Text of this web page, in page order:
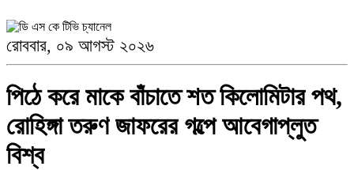
৬
ছুটির দিনে জুলাই স্মৃতি জাদুঘরে দর্শনার্থীদের ভো'গান্তি, দীর্ঘ অপেক্ষায় ক্ষো'ভ।
রোববার, ০৯ আগস্ট ২০২৬
পিঠে করে মাকে বাঁচাতে শত কিলোমিটার পথ,
রোহিঙ্গা তরুণ জাফরের গল্পে আবেগাপ্লুত
বিশ্ব